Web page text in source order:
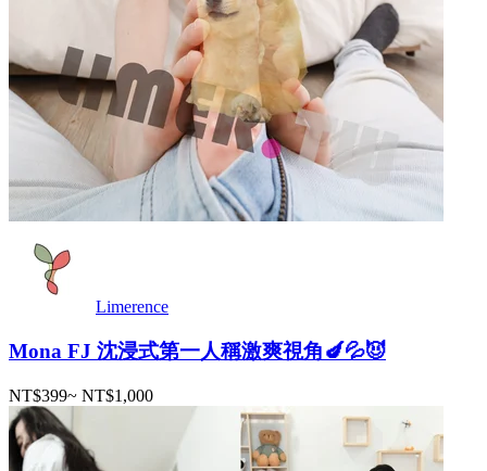
Limerence
Mona FJ 沈浸式第一人稱激爽視角🍆💦😈
NT$399~ NT$1,000